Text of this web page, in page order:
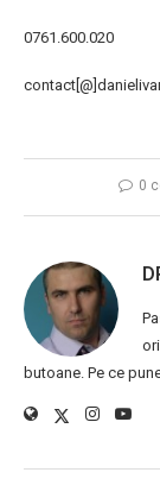
0761.600.020
0
butoane. Pe ce